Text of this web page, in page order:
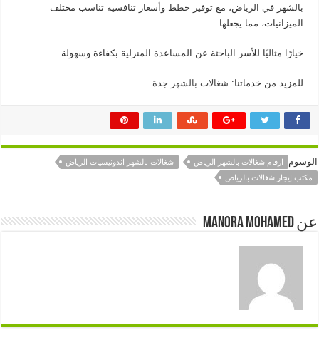
بالشهر في الرياض، مع توفير خطط وأسعار تنافسية تناسب مختلف
الميزانيات، مما يجعلها
خيارًا مثاليًا للأسر الباحثة عن المساعدة المنزلية بكفاءة وسهولة.
للمزيد من خدماتنا: شغالات بالشهر جدة
الوسوم ارقام شغالات بالشهر الرياض
شغالات بالشهر اندونيسيات الرياض
مكتب إيجار شغالات بالرياض
عن manora mohamed